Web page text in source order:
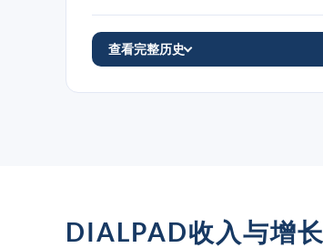
查看完整历史
DIALPAD收入与增长